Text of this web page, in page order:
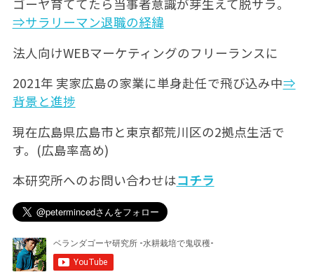
ゴーヤ育ててたら当事者意識が芽生えて脱サラ。
⇒サラリーマン退職の経緯
法人向けWEBマーケティングのフリーランスに
2021年 実家広島の家業に単身赴任で飛び込み中⇒
背景と進捗
現在広島県広島市と東京都荒川区の2拠点生活で
す。(広島率高め)
本研究所へのお問い合わせはコチラ